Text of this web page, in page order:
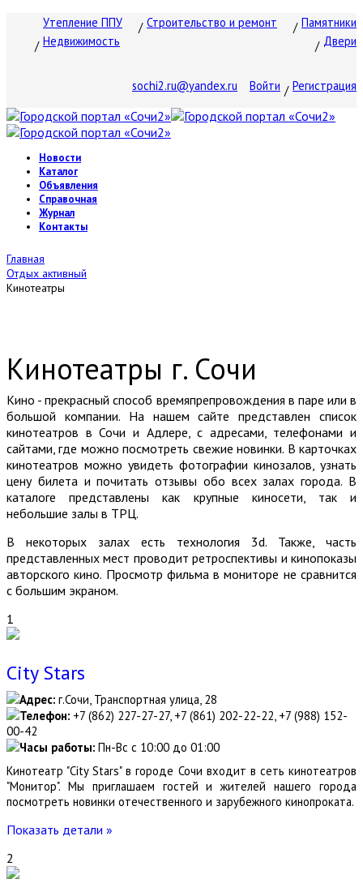
Утепление ППУ Строительство и ремонт
Памятники
Недвижимость
Двери
sochi2.ru@yandex.ru Войти Регистрация
Новости
Каталог
Объявления
Справочная
Журнал
Контакты
Главная
Отдых активный
Кинотеатры
Кинотеатры г. Сочи
Кино - прекрасный способ времяпрепровождения в паре или в
большой компании. На нашем сайте представлен список
кинотеатров в Сочи и Адлере, с адресами, телефонами и
сайтами, где можно посмотреть свежие новинки. В карточках
кинотеатров можно увидеть фотографии кинозалов, узнать
цену билета и почитать отзывы обо всех залах города. В
каталоге представлены как крупные киносети, так и
небольшие залы в ТРЦ.
В некоторых залах есть технология 3d. Также, часть
представленных мест проводит ретроспективы и кинопоказы
авторского кино. Просмотр фильма в мониторе не сравнится
с большим экраном.
1
City Stars
Адрес: г.Сочи, Транспортная улица, 28
Телефон: +7 (862) 227-27-27, +7 (861) 202-22-22, +7 (988) 152-
00-42
Часы работы: Пн-Вс с 10:00 до 01:00
Кинотеатр "City Stars" в городе Сочи входит в сеть кинотеатров
"Монитор". Мы приглашаем гостей и жителей нашего города
посмотреть новинки отечественного и зарубежного кинопроката.
Показать детали »
2